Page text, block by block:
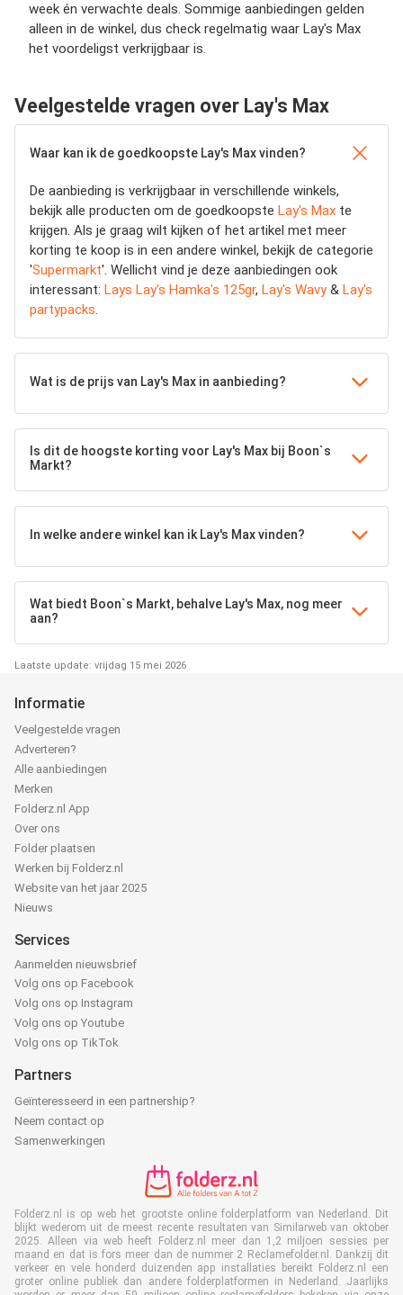
week én verwachte deals. Sommige aanbiedingen gelden
alleen in de winkel, dus check regelmatig waar Lay's Max
het voordeligst verkrijgbaar is.
Veelgestelde vragen over Lay's Max
Waar kan ik de goedkoopste Lay's Max vinden?
De aanbieding is verkrijgbaar in verschillende winkels,
bekijk alle producten om de goedkoopste Lay's Max te
krijgen. Als je graag wilt kijken of het artikel met meer
korting te koop is in een andere winkel, bekijk de categorie
'Supermarkt'. Wellicht vind je deze aanbiedingen ook
interessant: Lays Lay's Hamka's 125gr, Lay's Wavy& Lay's
partypacks.
Wat is de prijs van Lay's Max in aanbieding?
Is dit de hoogste korting voor Lay's Max bij Boon`s
Markt?
In welke andere winkel kan ik Lay's Max vinden?
Wat biedt Boon`s Markt, behalve Lay's Max, nog meer
aan?
Laatste update: vrijdag 15 mei 2026
Informatie
Veelgestelde vragen
Adverteren?
Alle aanbiedingen
Merken
Folderz.nl App
Over ons
Folder plaatsen
Werken bij Folderz.nl
Website van het jaar 2025
Nieuws
Services
Aanmelden nieuwsbrief
Volg ons op Facebook
Volg ons op Instagram
Volg ons op Youtube
Volg ons op TikTok
Partners
Geïnteresseerd in een partnership?
Neem contact op
Samenwerkingen
Folderz.nl is op web het grootste online folderplatform van Nederland. Dit
blijkt wederom uit de meest recente resultaten van Similarweb van oktober
2025. Alleen via web heeft Folderz.nl meer dan 1,2 miljoen sessies per
maand en dat is fors meer dan de nummer 2 Reclamefolder.nl. Dankzij dit
verkeer en vele honderd duizenden app installaties bereikt Folderz.nl een
groter online publiek dan andere folderplatformen in Nederland. Jaarlijks